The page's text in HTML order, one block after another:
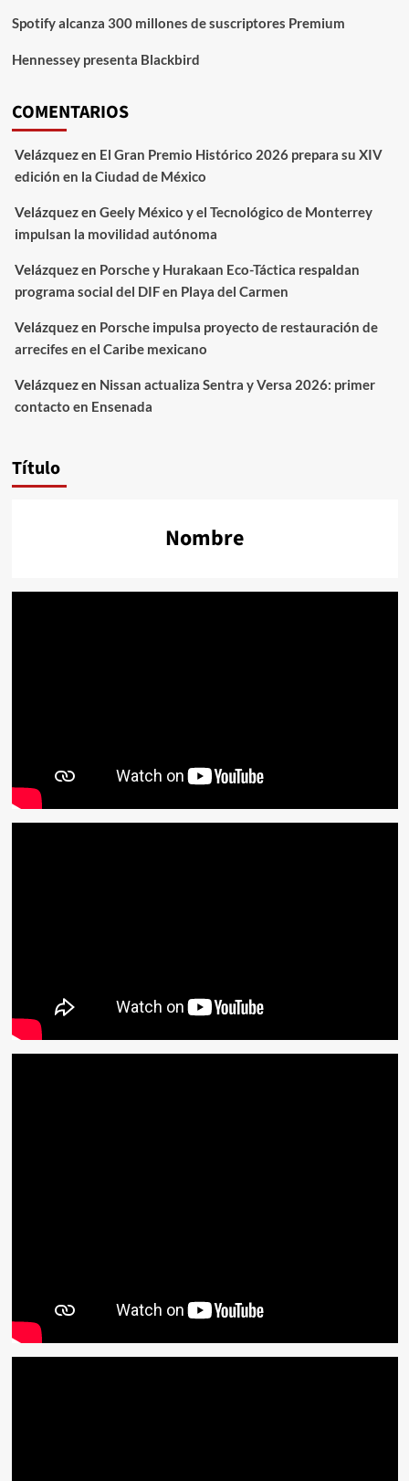
Spotify alcanza 300 millones de suscriptores Premium
Hennessey presenta Blackbird
COMENTARIOS
Velázquezen El Gran Premio Histórico 2026 prepara su XIV
edición en la Ciudad de México
Velázquezen Geely México y el Tecnológico de Monterrey
impulsan la movilidad autónoma
Velázquezen Porsche y Hurakaan Eco-Táctica respaldan
programa social del DIF en Playa del Carmen
Velázquezen Porsche impulsa proyecto de restauración de
arrecifes en el Caribe mexicano
Velázquezen Nissan actualiza Sentra y Versa 2026: primer
contacto en Ensenada
Título
Nombre